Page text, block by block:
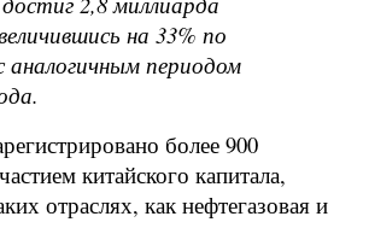
на 33% по
аналогичным периодом
более 900
китайского капитала,
отраслях, как нефтегазовая и